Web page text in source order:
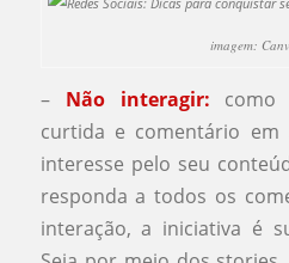
imagem:
– Não interagir: como
curtida e comentário
interesse pelo seu
responda a todos os
interação, a iniciativa é